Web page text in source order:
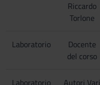
Riccardo
Torlone
Laboratorio
Docente
del corso
Laboratorio Autori Vari